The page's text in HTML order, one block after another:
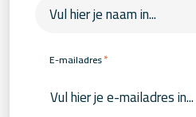
E-mailadres*